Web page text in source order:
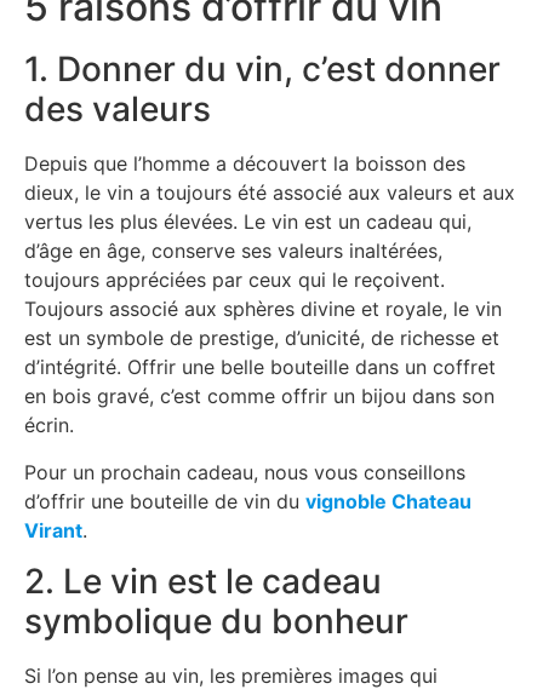
1. Donner du vin, c’est donner
des valeurs
Depuis que l’homme a découvert la boisson des
dieux, le vin a toujours été associé aux valeurs et aux
vertus les plus élevées. Le vin est un cadeau qui,
d’âge en âge, conserve ses valeurs inaltérées,
toujours appréciées par ceux qui le reçoivent.
Toujours associé aux sphères divine et royale, le vin
est un symbole de prestige, d’unicité, de richesse et
d’intégrité. Offrir une belle bouteille dans un coffret
en bois gravé, c’est comme offrir un bijou dans son
écrin.
Pour un prochain cadeau, nous vous conseillons
d’offrir une bouteille de vin du vignoble Chateau
Virant.
2. Le vin est le cadeau
symbolique du bonheur
Si l’on pense au vin, les premières images qui